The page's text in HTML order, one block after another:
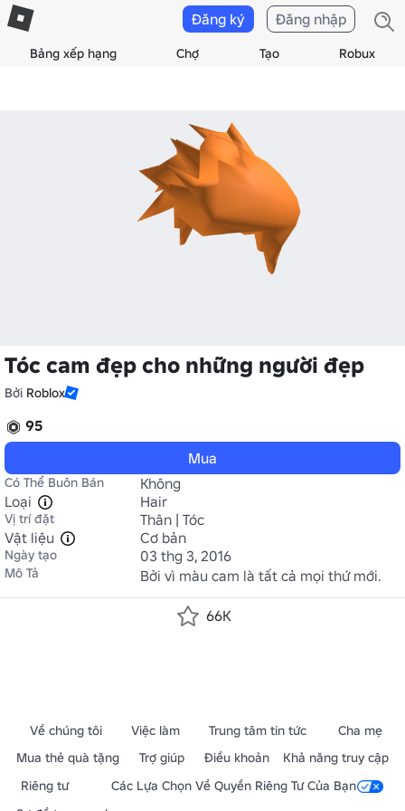
Bảng xếp hạng Chợ Tạo Robux
Đăng ký Đăng nhập
Tóc cam đẹp cho những người đẹp
Bởi Roblox
95
Mua
Có Thể Buôn Bán
Không
Loại
Hair
Vị trí đặt
Thân | Tóc
Vật liệu
Cơ bản
Ngày tạo 03 thg 3, 2016
Mô Tả Bởi vì màu cam là tất cả mọi thứ mới.
66K
Về chúng tôi Việc làm Trung tâm tin tức
Cha mẹ
Mua thẻ quà tặng
Trợ giúp Điều khoản
Khả năng truy cập
Riêng tư
Các Lựa Chọn Về Quyền Riêng Tư Của Bạn